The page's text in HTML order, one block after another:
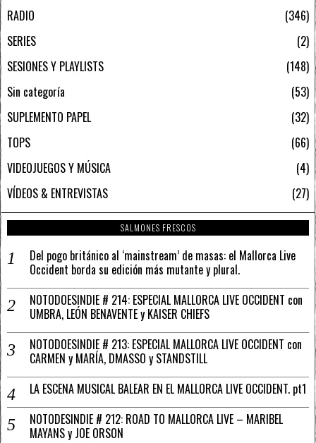
RADIO
346
SERIES
2
SESIONES Y PLAYLISTS
148
Sin categoría
53
SUPLEMENTO PAPEL
32
TOPS
66
VIDEOJUEGOS Y MÚSICA
4
VÍDEOS & ENTREVISTAS
27
SALMONES FRESCOS
Del pogo británico al ‘mainstream’ de masas: el Mallorca Live
Occident borda su edición más mutante y plural.
NOTODOESINDIE # 214: ESPECIAL MALLORCA LIVE OCCIDENT con
UMBRA, LEÓN BENAVENTE y KAISER CHIEFS
NOTODOESINDIE # 213: ESPECIAL MALLORCA LIVE OCCIDENT con
CARMEN y MARÍA, DMASSO y STANDSTILL
LA ESCENA MUSICAL BALEAR EN EL MALLORCA LIVE OCCIDENT. pt1
NOTODESINDIE # 212: ROAD TO MALLORCA LIVE – MARIBEL
MAYANS y JOE ORSON